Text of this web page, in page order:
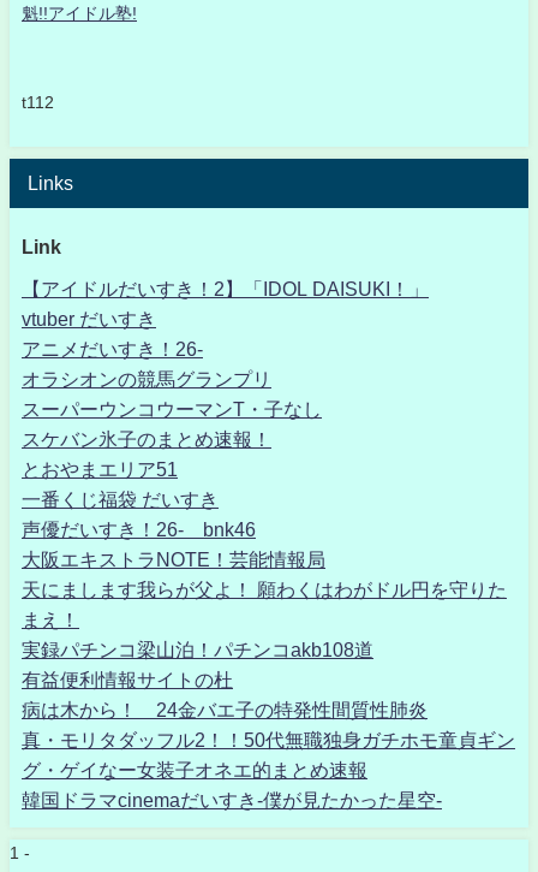
魁!!アイドル塾!
t112
Links
Link
【アイドルだいすき！2】「IDOL DAISUKI！」
vtuber だいすき
アニメだいすき！26-
オラシオンの競馬グランプリ
スーパーウンコウーマンT・子なし
スケバン氷子のまとめ速報！
とおやまエリア51
一番くじ福袋 だいすき
声優だいすき！26- bnk46
大阪エキストラNOTE！芸能情報局
天にまします我らが父よ！ 願わくはわがドル円を守りた
まえ！
実録パチンコ梁山泊！パチンコakb108道
有益便利情報サイトの杜
病は木から！ 24金バエ子の特発性間質性肺炎
真・モリタダッフル2！！50代無職独身ガチホモ童貞ギン
グ・ゲイなー女装子オネエ的まとめ速報
韓国ドラマcinemaだいすき-僕が見たかった星空-
1 -